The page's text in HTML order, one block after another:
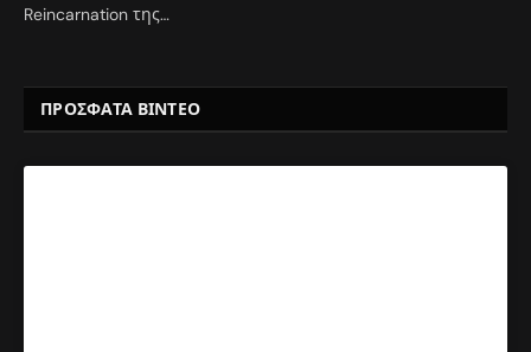
Reincarnation της…
ΠΡΟΣΦΑΤΑ ΒΙΝΤΕΟ